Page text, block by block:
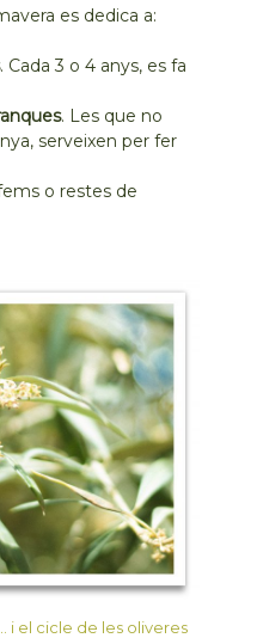
es dedica a:
. Cada 3 o 4 anys, es fa
. Les que no
serveixen per fer
o restes de
i el cicle de les oliveres